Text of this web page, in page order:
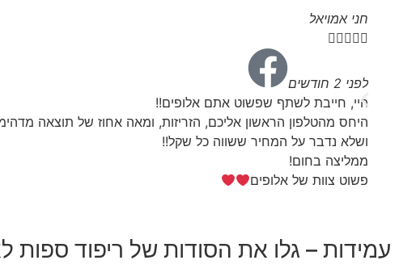
חני אמויאל

לפני 2 חודשים
היי, חייבת לשתף שפשוט אתם אלופים!!
היחס מהטלפון הראשון אליכם, הזריזות, ומאה אחוז של תוצאה
ושלא נדבר על המחיר ששווה כל שקל!!
ממליצה בחום!
פשוט צוות של אלופים
עמידות – גלו את הסודות של ריפוד ספות